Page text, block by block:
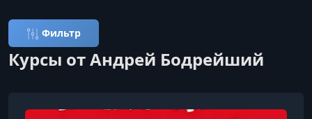
Фильтр
Курсы от Андрей Бодрейший